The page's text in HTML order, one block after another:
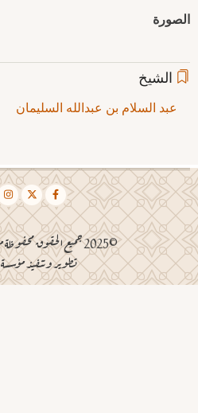
الصورة
الشيخ
عبد السلام بن عبدالله السليمان
©2025 جميع الحقوق محفوظة مؤسسة الدعوة الخيرية
تطوير وتنفيذ مؤسسة